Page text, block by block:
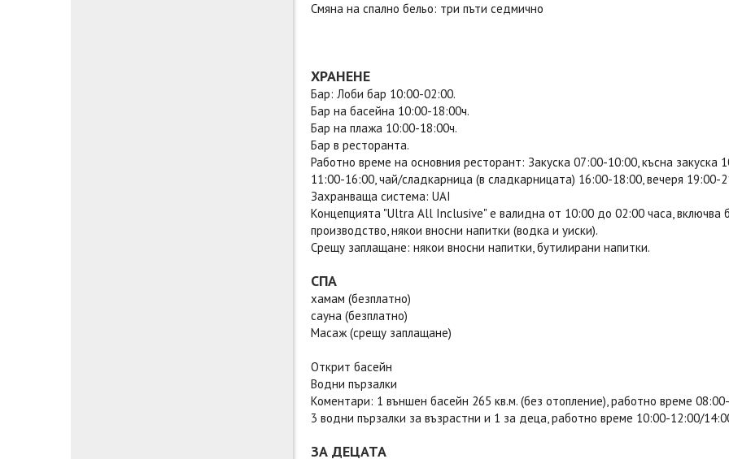
Смяна на спално бельо: три пъти седмично
ХРАНЕНЕ
Бар: Лоби бар 10:00-02:00.
Бар на басейна 10:00-18:00ч.
Бар на плажа 10:00-18:00ч.
Бар в ресторанта.
Работно време на основния ресторант: Закуска 07:00-10:00, късна закуска
11:00-16:00, чай/сладкарница (в сладкарницата) 16:00-18:00, вечеря 19:00-
Захранваща система: UAI
Концепцията "Ultra All Inclusive" е валидна от 10:00 до 02:00 часа, включва
производство, някои вносни напитки (водка и уиски).
Срещу заплащане: някои вносни напитки, бутилирани напитки.
СПА
хамам (безплатно)
сауна (безплатно)
Масаж (срещу заплащане)
Открит басейн
Водни пързалки
Коментари: 1 външен басейн 265 кв.м. (без отопление), работно време
3 водни пързалки за възрастни и 1 за деца, работно време 10:00-12:00/
ЗА ДЕЦАТА